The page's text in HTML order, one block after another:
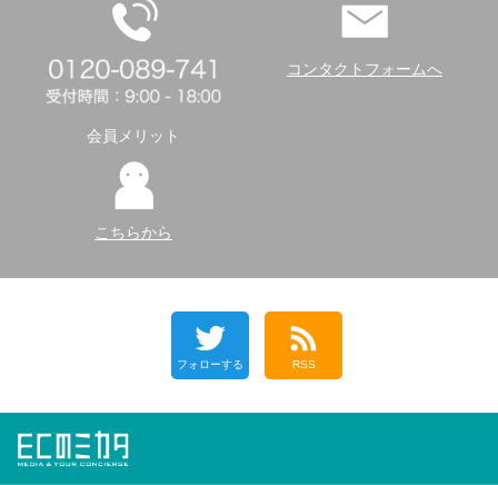
コンタクトフォームへ
会員メリット
こちらから
フォローする RSS